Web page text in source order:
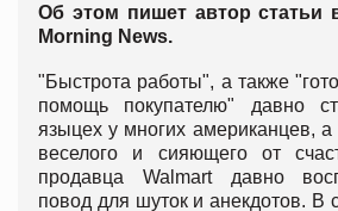
Об этом пишет автор статьи
Morning News.
"Быстрота работы", а также
помощь покупателю" давно
языцех у многих американцев,
веселого и сияющего от
продавца Walmart давно
повод для шуток и анекдотов. В